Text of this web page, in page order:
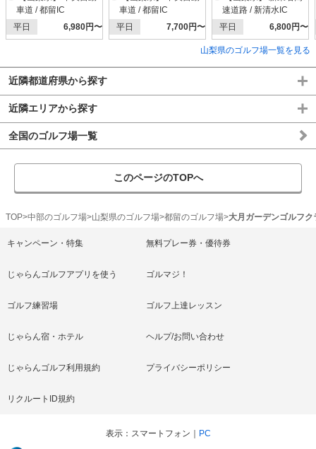
車道 / 都留IC
平日
6,980円〜
車道 / 都留IC
平日
7,700円〜
速道路 / 新清水IC
平日
6,800円〜
山梨県のゴルフ場一覧を見る
近隣都道府県から探す
近隣エリアから探す
全国のゴルフ場一覧
このページのTOPへ
TOP 中部のゴルフ場 山梨県のゴルフ場 都留のゴルフ場 大月ガーデンゴルフ
キャンペーン・特集 無料プレー券・優待券
じゃらんゴルフアプリを使う ゴルマジ！
ゴルフ練習場 ゴルフ上達レッスン
じゃらん宿・ホテル ヘルプ/お問い合わせ
じゃらんゴルフ利用規約 プライバシーポリシー
リクルートID規約
表示 スマートフォン PC